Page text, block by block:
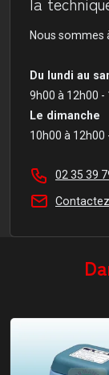
Nous sommes
Du lundi au
9h00 à 12h00 -
Le dimanche
10h00 à 12h00
02 35 39